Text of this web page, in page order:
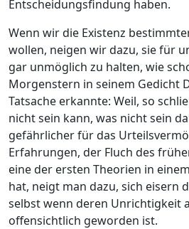
Entscheidungsfindung ­haben.
Wenn wir die Existenz
wollen, neigen wir dazu, sie für
gar unmöglich zu halten, wie
Morgenstern in seinem Gedicht
Tatsache erkannte: Weil, so
nicht sein kann, was nicht sein
gefährlicher für das
Erfahrungen, der Fluch des
eine der ersten Theorien in
hat, neigt man dazu, sich eisern
selbst wenn deren Unrichtigkeit
offensichtlich geworden ist.